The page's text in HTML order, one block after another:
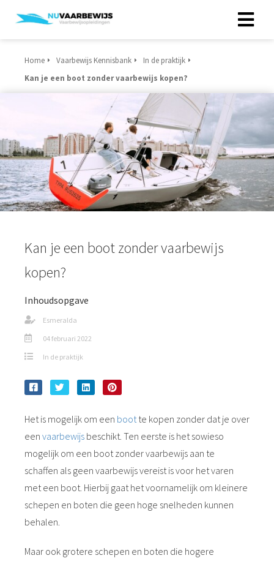
Home Vaarbewijs Kennisbank
In de praktijk
Kan je een boot zonder vaarbewijs kopen?
Kan je een boot zonder vaarbewijs
kopen?
Inhoudsopgave
Esmeralda
04 februari 2022
In de praktijk
Het is mogelijk om een boot te kopen zonder dat je over
een vaarbewijs beschikt. Ten eerste is het sowieso
mogelijk om een boot zonder vaarbewijs aan te
schaffen als geen vaarbewijs vereist is voor het varen
met een boot. Hierbij gaat het voornamelijk om kleinere
schepen en boten die geen hoge snelheden kunnen
behalen.
Maar ook grotere schepen en boten die hogere